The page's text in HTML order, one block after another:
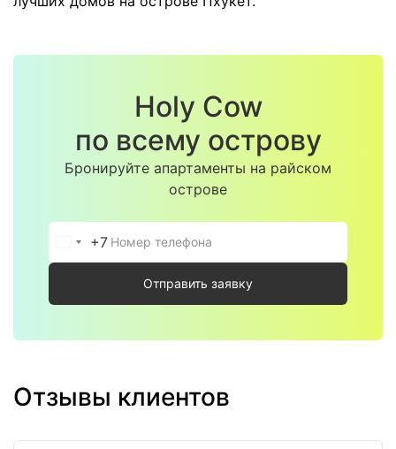
Holy Cow
по всему острову
Бронируйте апартаменты на райском
острове
Россия
+7
+7
Отправить заявку
Отзывы клиентов